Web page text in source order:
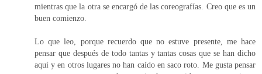
mientras que la otra se encargó de las coreografías. Creo que es un
buen comienzo.
Lo que leo, porque recuerdo que no estuve presente, me hace
pensar que después de todo tantas y tantas cosas que se han dicho
aquí y en otros lugares no han caído en saco roto. Me gusta pensar